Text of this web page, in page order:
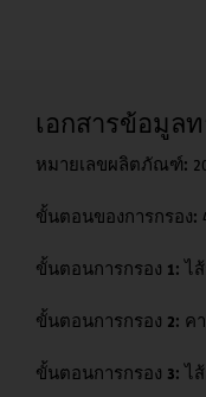
เอกสารข้อมูล
หมายเลขผลิตภัณฑ์:
ขั้นตอนของการกรอง:
ขั้นตอนการกรอง 1: ไ
ขั้นตอนการกรอง 2: ค
ขั้นตอนการกรอง 3: ไ